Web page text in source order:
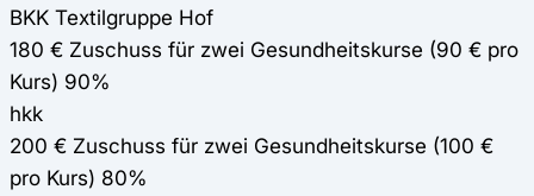
BKK Textilgruppe Hof
180 € Zuschuss für zwei Gesundheitskurse (90 € pro
Kurs) 90%
hkk
200 € Zuschuss für zwei Gesundheitskurse (100 €
pro Kurs) 80%